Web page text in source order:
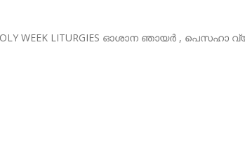
HOLY WEEK LITURGIES ഓശാന ഞായർ , പെസഹാ